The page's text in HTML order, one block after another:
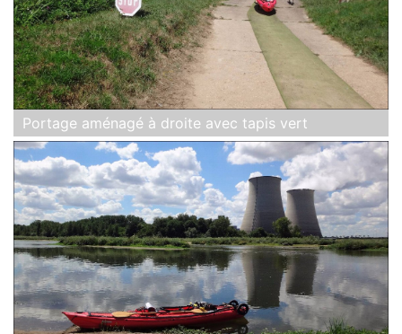
Portage aménagé à droite avec tapis vert